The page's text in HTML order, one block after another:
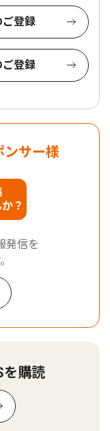
ご登録
ご登録
ンサー様
？
発信を
を購読